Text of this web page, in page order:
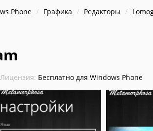
Phone Графика Редакторы
Лицензия: Бесплатно для Windows Phone